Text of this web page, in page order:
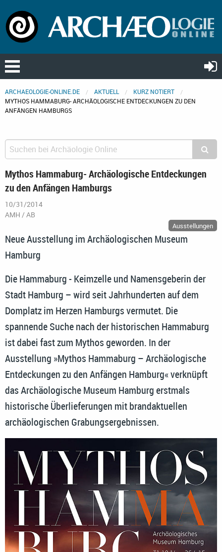
ARCHAEOLOGIE-ONLINE.DE AKTUELL
KURZ NOTIERT
MYTHOS HAMMABURG- ARCHÄOLOGISCHE ENTDECKUNGEN ZU DEN
ANFÄNGEN HAMBURGS
Mythos Hammaburg- Archäologische Entdeckungen
zu den Anfängen Hamburgs
10/31/2014
AMH / AB
Ausstellungen
Neue Ausstellung im Archäologischen Museum
Hamburg
Die Hammaburg - Keimzelle und Namensgeberin der
Stadt Hamburg – wird seit Jahrhunderten auf dem
Domplatz im Herzen Hamburgs vermutet. Die
spannende Suche nach der historischen Hammaburg
ist dabei fast zum Mythos geworden. In der
Ausstellung »Mythos Hammaburg – Archäologische
Entdeckungen zu den Anfängen Hamburg« verknüpft
das Archäologische Museum Hamburg erstmals
historische Überlieferungen mit brandaktuellen
archäologischen Grabungsergebnissen.